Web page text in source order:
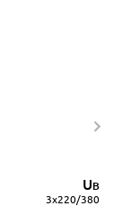
UВ
3x220/380